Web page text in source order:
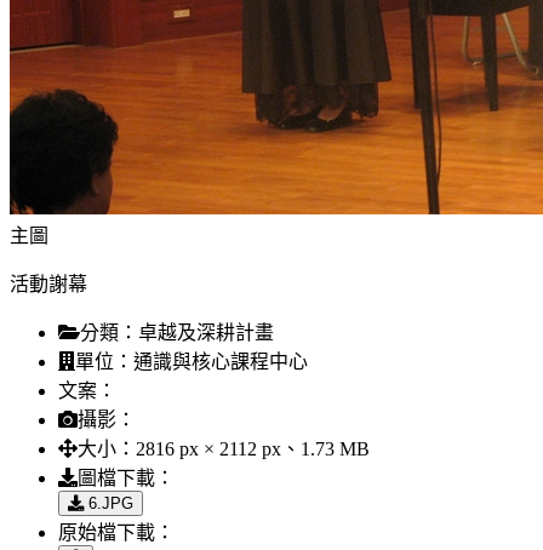
主圖
活動謝幕
分類： 卓越及深耕計畫
單位： 通識與核心課程中心
文案：
攝影：
大小： 2816 px × 2112 px、1.73 MB
圖檔下載：
6.JPG
原始檔下載：